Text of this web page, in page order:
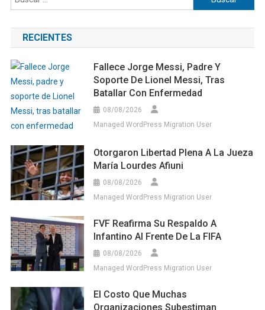
RECIENTES
Fallece Jorge Messi, Padre Y
Soporte De Lionel Messi, Tras
Batallar Con Enfermedad
08/08/2026
Managed WordPress Migration User
Otorgaron Libertad Plena A La Jueza
María Lourdes Afiuni
08/08/2026
Managed WordPress Migration User
FVF Reafirma Su Respaldo A
Infantino Al Frente De La FIFA
08/08/2026
Managed WordPress Migration User
El Costo Que Muchas
Organizaciones Subestiman